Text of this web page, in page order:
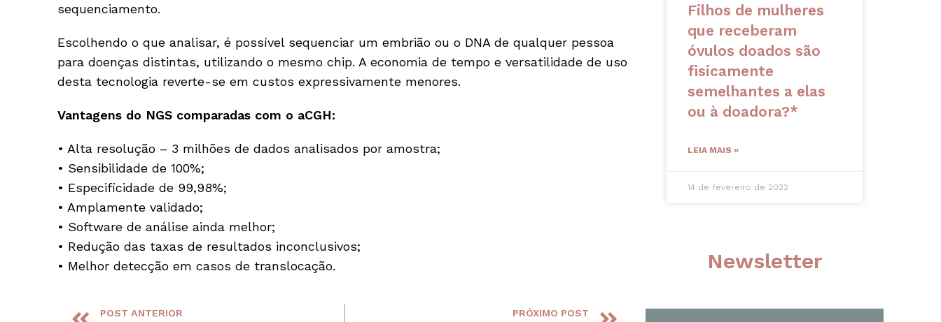
sequenciamento.
Escolhendo o que analisar, é possível sequenciar um embrião ou o DNA de qualquer pessoa
para doenças distintas, utilizando o mesmo chip. A economia de tempo e versatilidade de uso
desta tecnologia reverte-se em custos expressivamente menores.
Vantagens do NGS comparadas com o aCGH:
• Alta resolução – 3 milhões de dados analisados por amostra;
• Sensibilidade de 100%;
• Especificidade de 99,98%;
• Amplamente validado;
• Software de análise ainda melhor;
• Redução das taxas de resultados inconclusivos;
• Melhor detecção em casos de translocação.
POST ANTERIOR
PRÓXIMO POST
Filhos de mulheres
que receberam
óvulos doados são
fisicamente
semelhantes a elas
ou à doadora?*
LEIA MAIS »
14 de fevereiro de 2022
Newsletter